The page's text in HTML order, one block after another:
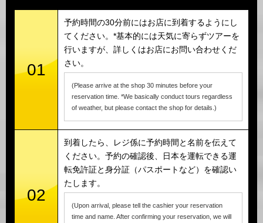
01
予約時間の30分前にはお店に到着するようにし
てください。*基本的には天気に寄らずツアーを
行いますが、詳しくはお店にお問い合わせくだ
さい。
(Please arrive at the shop 30 minutes before your
reservation time. *We basically conduct tours regardless
of weather, but please contact the shop for details.)
02
到着したら、レジ係に予約時間と名前を伝えて
ください。予約の確認後、日本を運転できる運
転免許証と身分証（パスポートなど）を確認い
たします。
(Upon arrival, please tell the cashier your reservation
time and name. After confirming your reservation, we will